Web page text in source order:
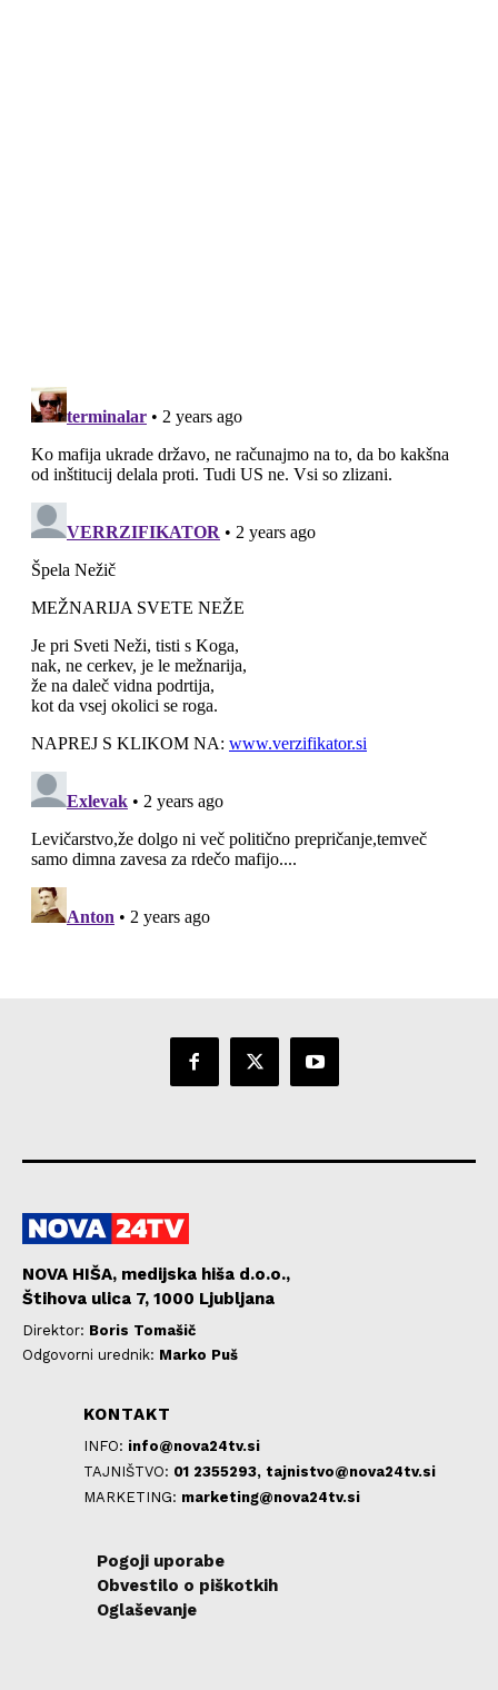
NOVA HIŠA, medijska hiša d.o.o.,
Štihova ulica 7, 1000 Ljubljana
Direktor: Boris Tomašič
Odgovorni urednik: Marko Puš
KONTAKT
INFO: info@nova24tv.si
TAJNIŠTVO: 01 2355293, tajnistvo@nova24tv.si
MARKETING: marketing@nova24tv.si
Pogoji uporabe
Obvestilo o piškotkih
Oglaševanje